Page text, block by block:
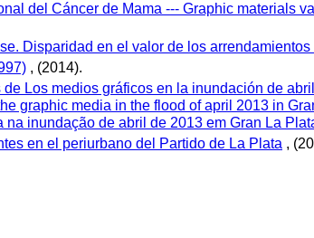
del Cáncer de Mama --- Graphic materials
Disparidad en el valor de los arrendamientos
, (2014).
Los medios gráficos en la inundación de
graphic media in the flood of april 2013 in
inundação de abril de 2013 em Gran La
en el periurbano del Partido de La Plata ,